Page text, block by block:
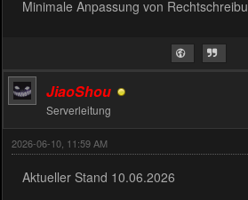
Minimale Anpassung von
JiaoShou
Serverleitung
2026-06-10, 11:59 AM
Aktueller Stand 10.06.2026